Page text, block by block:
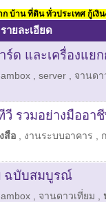
บ้าน ที่ดิน ทั่วประเทศ กู้เงิ
รายละเอียด
ร์ด และเครื่องแย
server
จานดา
รวมอย่างมืออา
สือ งานระบบอาคาร
ฉบับสมบูรณ์
จานดาวเที่ยม